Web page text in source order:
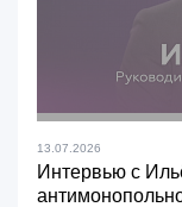
13.07.2026
Интервью с